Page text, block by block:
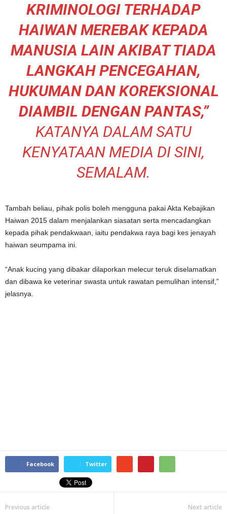
KRIMINOLOGI TERHADAP
HAIWAN MEREBAK KEPADA
MANUSIA LAIN AKIBAT TIADA
LANGKAH PENCEGAHAN,
HUKUMAN DAN KOREKSIONAL
DIAMBIL DENGAN PANTAS,”
KATANYA DALAM SATU
KENYATAAN MEDIA DI SINI,
SEMALAM.
Tambah beliau, pihak polis boleh mengguna pakai Akta Kebajikan
Haiwan 2015 dalam menjalankan siasatan serta mencadangkan
kepada pihak pendakwaan, iaitu pendakwa raya bagi kes jenayah
haiwan seumpama ini.
“Anak kucing yang dibakar dilaporkan melecur teruk diselamatkan
dan dibawa ke veterinar swasta untuk rawatan pemulihan intensif,”
jelasnya.
Facebook Twitter
Previous article Next article